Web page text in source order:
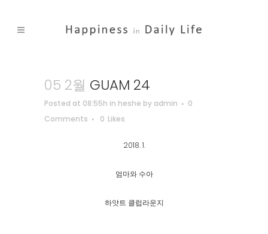
05 2월 GUAM 24
Posted at 08:55h in heshe by admin
0
Comments
0 Likes
2018. 1.
엄마와 수아
하얏트 클럽라운지